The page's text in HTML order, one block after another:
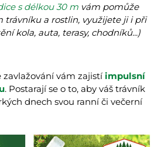
s délkou 30 m vám pomůže
trávníku a rostlin, využijete ji i při
kola, auta, terasy, chodníků...)
vám zajistí impulsní
. Postarají se o to, aby váš trávník
dnech svou ranní či večerní